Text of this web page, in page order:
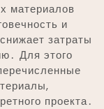
материалов
и
затраты
Для этого
проекта․